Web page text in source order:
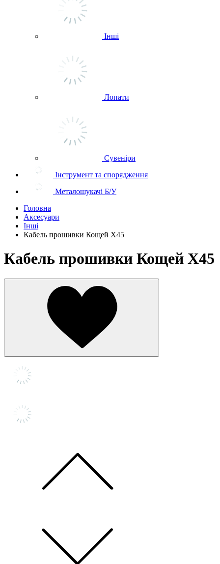
Інші
Лопати
Сувеніри
Інструмент та спорядження
Металошукачі Б/У
Головна
Аксесуари
Інші
Кабель прошивки Кощей Х45
Кабель прошивки Кощей Х45